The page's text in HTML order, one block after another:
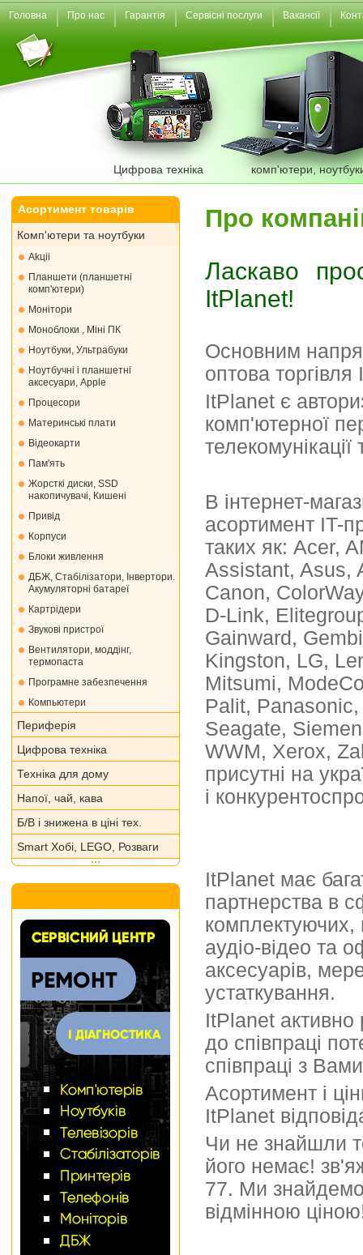
Головна Про нас Гарантія Сервісні послуги Вакансії
Цифрова техніка комп'ютери,
Асортимент товарів
Комп'ютери та ноутбуки
Akціі
Планшети (планшетні
комп'ютери)
Монiтори
Моноблоки , Міні ПК
Ноутбуки, Ультрабуки
Ноутбучні і планшетні
аксесуари, Apple
Процесори
Материнські плати
Відеокарти
Пам'ять
Жорсткі диски, SSD
накопичувачі, Кишені
Привід
Корпуси
Блоки живлення
ДБЖ, Стабілізатори, Інвертори.
Акумуляторні батареї
Картрідери
Звукові пристрої
Вентилятори, моддінг,
термопаста
Програмне забезпечення
Компьютери
Периферія
Цифрова техніка
Техніка для дому
Напої, чай, кава
Б/В і знижена в ціні тех.
Smart Хобі, LEGO, Розваги
Про
Ласкаво
ItPlanet!
Основним
оптова
ItPlanet є
комп'ютерної
В інтернет-
асортимент IT-
таких як: Acer,
Assistant, Asus,
Canon,
D-Link,
Gainward,
Kingston, LG,
Mitsumi,
Palit,
Seagate,
WWM, Xerox,
присутні на
і
ItPlanet має
партнерства в
комплектуючих,
аудіо-відео та
аксесуарів,
устаткування.
ItPlanet
до співпраці
співпраці з
Асортимент і
ItPlanet
Чи не знайшли
його немає!
77. Ми
відмінною